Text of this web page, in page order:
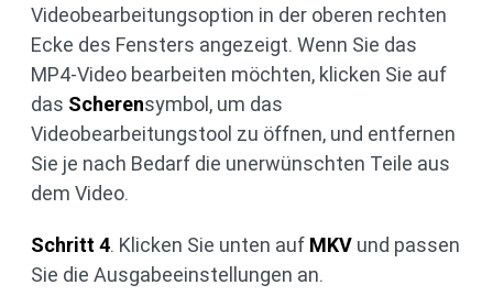
Videobearbeitungsoption in der oberen rechten
Ecke des Fensters angezeigt. Wenn Sie das
MP4-Video bearbeiten möchten, klicken Sie auf
das Scherensymbol, um das
Videobearbeitungstool zu öffnen, und entfernen
Sie je nach Bedarf die unerwünschten Teile aus
dem Video.
Schritt 4. Klicken Sie unten auf MKV und passen
Sie die Ausgabeeinstellungen an.